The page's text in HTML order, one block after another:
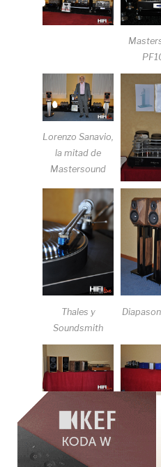
Lorenzo Sanavio,
la mitad de
Mastersound
Thales y
Soundsmith